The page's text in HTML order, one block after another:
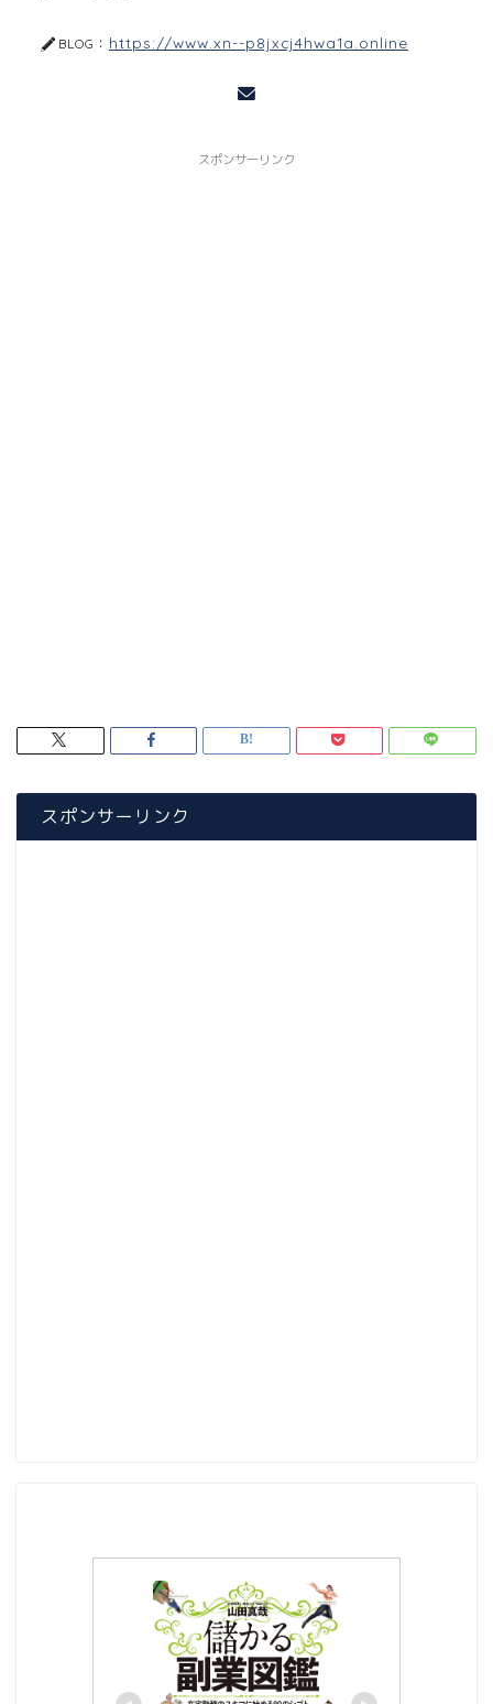
BLOG： https://www.xn--p8jxcj4hwa1a.online
スポンサーリンク
スポンサーリンク